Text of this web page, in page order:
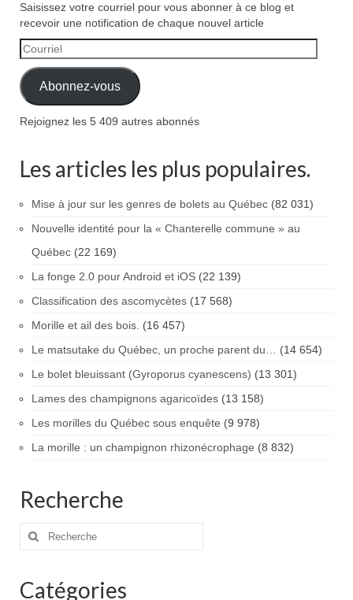
Saisissez votre courriel pour vous abonner à ce blog et
recevoir une notification de chaque nouvel article
Courriel
Abonnez-vous
Rejoignez les 5 409 autres abonnés
Les articles les plus populaires.
Mise à jour sur les genres de bolets au Québec (82 031)
Nouvelle identité pour la « Chanterelle commune » au
Québec (22 169)
La fonge 2.0 pour Android et iOS (22 139)
Classification des ascomycètes (17 568)
Morille et ail des bois. (16 457)
Le matsutake du Québec, un proche parent du… (14 654)
Le bolet bleuissant (Gyroporus cyanescens) (13 301)
Lames des champignons agaricoïdes (13 158)
Les morilles du Québec sous enquête (9 978)
La morille : un champignon rhizonécrophage (8 832)
Recherche
Rechercher
Catégories